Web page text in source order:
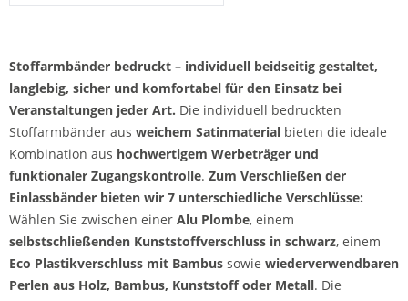
Stoffarmbänder bedruckt – individuell beidseitig gestaltet,
langlebig, sicher und komfortabel für den Einsatz bei
Veranstaltungen jeder Art. Die individuell bedruckten
Stoffarmbänder aus weichem Satinmaterial bieten die ideale
Kombination aus hochwertigem Werbeträger und
funktionaler Zugangskontrolle. Zum Verschließen der
Einlassbänder bieten wir 7 unterschiedliche Verschlüsse:
Wählen Sie zwischen einer Alu Plombe, einem
selbstschließenden Kunststoffverschluss in schwarz, einem
Eco Plastikverschluss mit Bambus sowie wiederverwendbaren
Perlen aus Holz, Bambus, Kunststoff oder Metall. Die